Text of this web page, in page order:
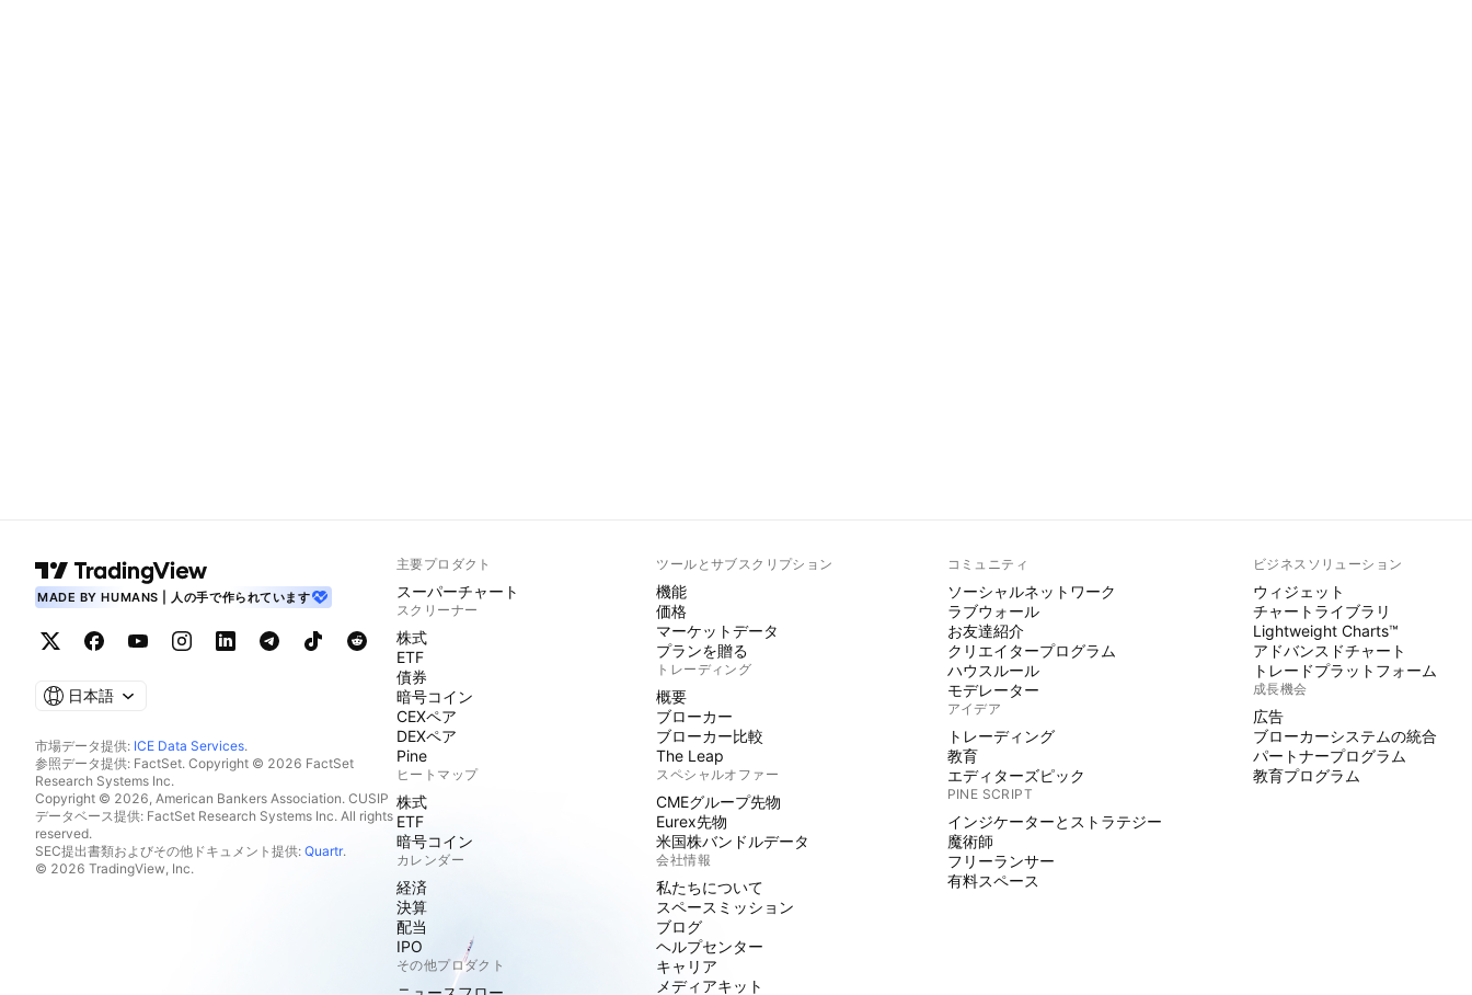
MADE BY HUMANS | 人の手で作られています
日本語
市場データ提供: ICE Data Services.
参照データ提供: FactSet. Copyright © 2026 FactSet
Research Systems Inc.
Copyright © 2026, American Bankers Association. CUSIP
データベース提供: FactSet Research Systems Inc. All rights
reserved.
SEC提出書類およびその他ドキュメント提供: Quartr.
© 2026 TradingView, Inc.
主要プロダクト
スーパーチャート
スクリーナー
株式
ETF
債券
暗号コイン
CEXペア
DEXペア
Pine
ヒートマップ
株式
ETF
暗号コイン
カレンダー
経済
決算
配当
IPO
その他プロダクト
ツールとサブスクリプション
機能
価格
マーケットデータ
プランを贈る
トレーディング
概要
ブローカー
ブローカー比較
The Leap
スペシャルオファー
CMEグループ先物
Eurex先物
米国株バンドルデータ
会社情報
私たちについて
スペースミッション
ブログ
ヘルプセンター
キャリア
メディアキット
コミュニティ
ソーシャルネットワーク
ラブウォール
お友達紹介
クリエイタープログラム
ハウスルール
モデレーター
アイデア
トレーディング
教育
エディターズピック
PINE SCRIPT
インジケーターとストラテジー
魔術師
フリーランサー
有料スペース
ビジネスソリューション
ウィジェット
チャートライブラリ
Lightweight Charts™
アドバンスドチャート
トレードプラットフォーム
成長機会
広告
ブローカーシステムの統合
パートナープログラム
教育プログラム